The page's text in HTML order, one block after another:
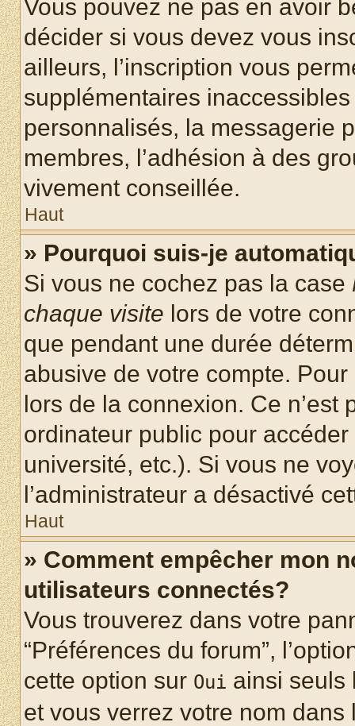
Vous pouvez ne pas en avoir
décider si vous devez vous
ailleurs, l’inscription vous
supplémentaires
personnalisés, la messagerie
membres, l’adhésion à des
vivement conseillée.
Haut
» Pourquoi suis-je
Si vous ne cochez pas la case
chaque visite lors de votre
que pendant une durée
abusive de votre compte.
lors de la connexion. Ce
ordinateur public pour
université, etc.). Si vous ne
l’administrateur a désactivé
Haut
» Comment empêcher mon
utilisateurs connectés?
Vous trouverez dans votre
“Préférences du forum”,
cette option sur Oui ainsi seuls
et vous verrez votre nom